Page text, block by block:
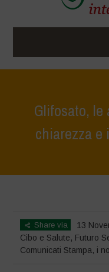
Glifosato,
chiarezza e
Share via
13
Cibo e Salute, Futuro
Comunicati Stampa, i